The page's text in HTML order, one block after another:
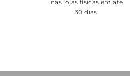
nas lojas físicas em até
30 dias.